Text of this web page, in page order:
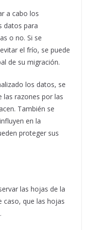
a cabo los
datos para
o no. Si se
el frío, se puede
de su migración.
los datos, se
las razones por las
También se
en la
proteger sus
las hojas de la
caso, que las hojas